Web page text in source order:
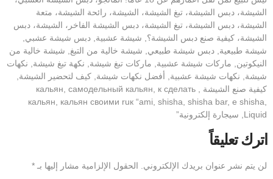
الشيشة، دبس الشيشة، تبغ الشيشة، الشيشة، رائحة الشيشة، متعة
الشيشة، دبس الشيشة، تبغ الشيشة، دبس الشيشة الفاخر، الشيشة، دبس
الشيشة، كيفية صنع دبس الشيشة؟, شيشة عشبية, دبس شيشة عشبي,
شيشة طبيعية, دبس شيشة طبيعي, شيشة خالية من التبغ, شيشة خالية من
النيكوتين, ماركات شيشة عشبية, ماركات تبغ شيشة, نكهة تبغ شيشة, نكهات
شيشة, نكهات شيشة عشبية, أفضل نكهات شيشة, كيف لتحضير الشيشة,
كيفية صنع الشيشة , кальян, самодельный кальян, к сделать
кальян, кальян своими ruк “ami, shisha, shisha bar, e shisha,
Liquid, سيجارة إلكترونية”
اترك تعليقاً
لن يتم نشر عنوان بريدك الإلكتروني. الحقول الإلزامية مشار إليها بـ *